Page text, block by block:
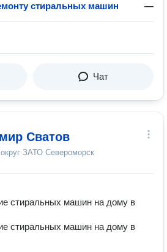
стиральных машин —
Чат
Сватов
округ ЗАТО Североморск
стиральных машин на дому в
стиральных машин на дому в